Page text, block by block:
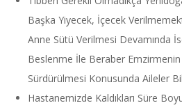
Başka Yiyecek, İçecek
Anne Sütü Verilmesi Devamında
Beslenme İle Beraber
Sürdürülmesi Konusunda Aileler
Hastanemizde Kaldıkları Süre